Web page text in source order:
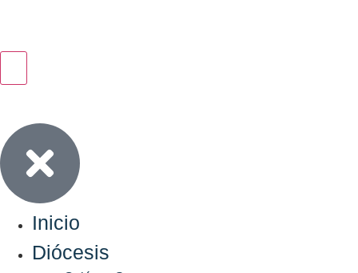
Inicio
Diócesis